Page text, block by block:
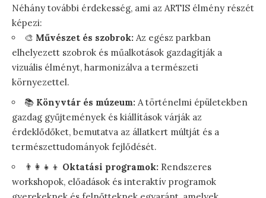
Néhány további érdekesség, ami az ARTIS élmény részét
képezi:
🎨 Művészet és szobrok: Az egész parkban
elhelyezett szobrok és műalkotások gazdagítják a
vizuális élményt, harmonizálva a természeti
környezettel.
📚 Könyvtár és múzeum: A történelmi épületekben
gazdag gyűjtemények és kiállítások várják az
érdeklődőket, bemutatva az állatkert múltját és a
természettudományok fejlődését.
👨‍👩‍👧‍👦 Oktatási programok: Rendszeres
workshopok, előadások és interaktív programok